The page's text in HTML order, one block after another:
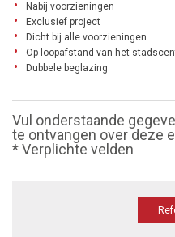
Nabij voorzieningen
Exclusief project
Dicht bij alle voorzieningen
Op loopafstand van het
Dubbele beglazing
Vul onderstaande
te ontvangen over deze
* Verplichte velden